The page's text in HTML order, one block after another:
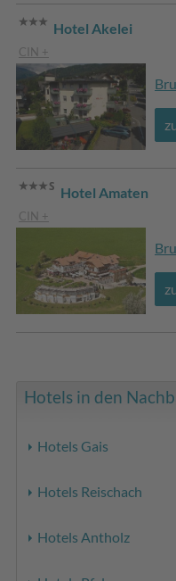
Hotel Akelei
CIN +
Hotel Amaten
CIN +
Hotels in den
Hotels Gais
Hotels Reischach
Hotels Antholz